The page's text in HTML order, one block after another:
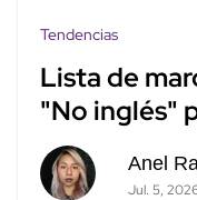
Tendencias
Lista de
"No inglés"
Anel
Jul. 5,